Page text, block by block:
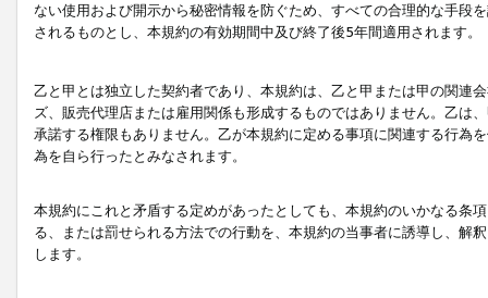
ない使用および開示から秘密情報を防ぐため、すべての合理的な手段
されるものとし、本規約の有効期間中及び終了後5年間適用されます。
乙と甲とは独立した契約者であり、本規約は、乙と甲または甲の関連
ズ、販売代理店または雇用関係も形成するものではありません。乙は
承諾する権限もありません。乙が本規約に定める事項に関連する行為
為を自ら行ったとみなされます。
本規約にこれと矛盾する定めがあったとしても、本規約のいかなる条
る、または罰せられる方法での行動を、本規約の当事者に誘導し、解
します。